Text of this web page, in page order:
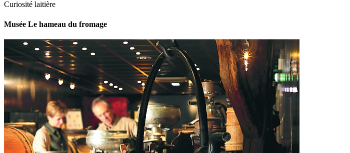
Curiosité laitière
Musée Le hameau du fromage